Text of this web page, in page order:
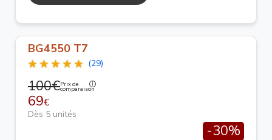
BG4550 T7
(29)
100€Prix de
comparaison
69€
Dès 5 unités
-30%